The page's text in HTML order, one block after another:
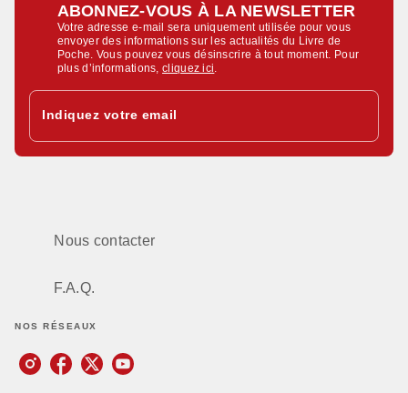
ABONNEZ-VOUS À LA NEWSLETTER
Votre adresse e-mail sera uniquement utilisée pour vous
envoyer des informations sur les actualités du Livre de
Poche. Vous pouvez vous désinscrire à tout moment. Pour
plus d’informations,cliquez ici
Indiquez votre email
Nous contacter
F.A.Q.
NOS RÉSEAUX